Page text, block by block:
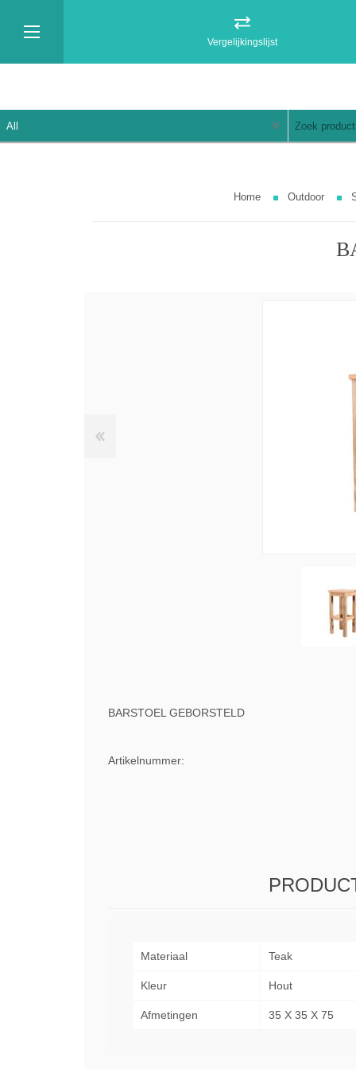
Vergelijkingslijst
Home Outdoor
BARSTOEL GEBORSTELD
Artikelnummer:
Materiaal Teak
Kleur Hout
Afmetingen 35 X 35 X 75